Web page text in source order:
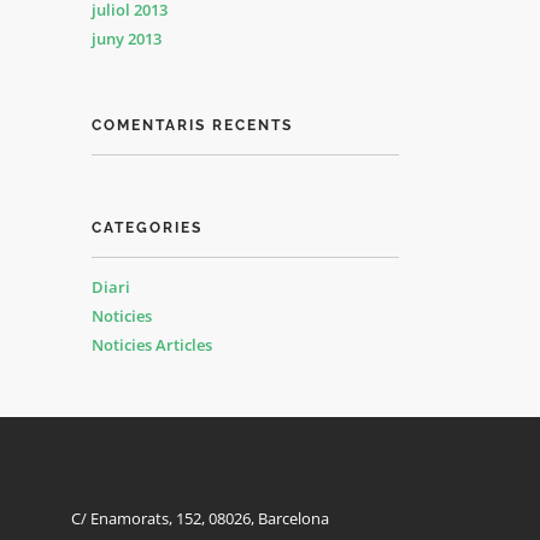
juliol 2013
juny 2013
COMENTARIS RECENTS
CATEGORIES
Diari
Noticies
Noticies Articles
C/ Enamorats, 152, 08026, Barcelona